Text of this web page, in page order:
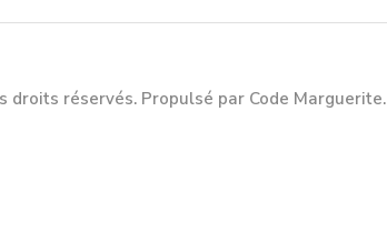
droits réservés. Propulsé par Code Marguerite.